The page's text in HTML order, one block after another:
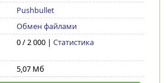
Pushbullet
Обмен файлами
0 / 2 000 | Статистика
5,07 Мб